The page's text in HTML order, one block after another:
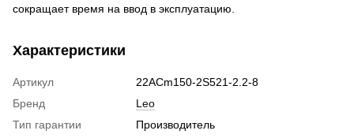
сокращает время на ввод в эксплуатацию.
Характеристики
Артикул
22ACm150-2S521-2.2-8
Бренд
Leo
Тип гарантии
Производитель